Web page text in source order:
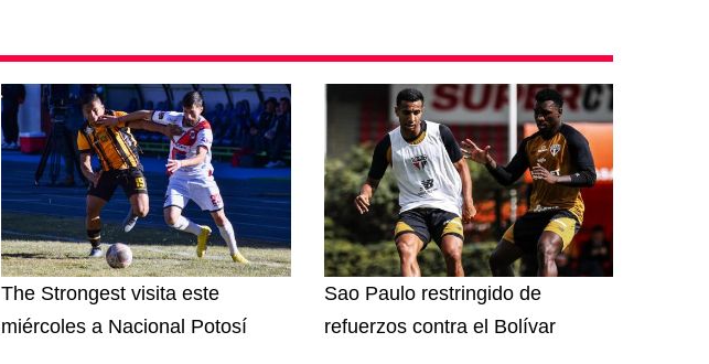
The Strongest visita este
miércoles a Nacional Potosí
Sao Paulo restringido de
refuerzos contra el Bolívar